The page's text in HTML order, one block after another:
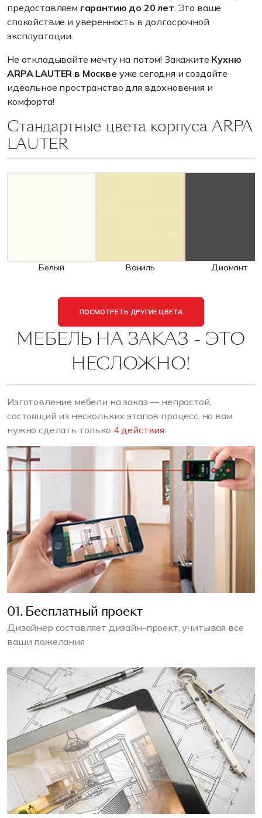
предоставляем гарантию до 20 лет. Это ваше
спокойствие и уверенность в долгосрочной
эксплуатации.
Не откладывайте мечту на потом! Закажите Кухню
ARPA LAUTER в Москве уже сегодня и создайте
идеальное пространство для вдохновения и
комфорта!
Стандартные цвета корпуса ARPA
LAUTER
Белый Ваниль Диамант
ПОСМОТРЕТЬ ДРУГИЕ ЦВЕТА
МЕБЕЛЬ НА ЗАКАЗ - ЭТО
НЕСЛОЖНО!
Изготовление мебели на заказ — непростой,
состоящий из нескольких этапов процесс, но вам
нужно сделать только 4 действия:
01. Бесплатный проект
Дизайнер составляет дизайн-проект, учитывая все
ваши пожелания